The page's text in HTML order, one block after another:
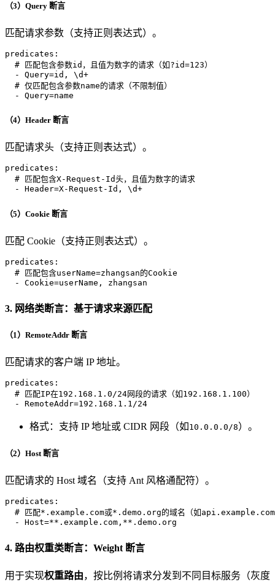
（3）Query 断言
匹配请求参数（支持正则表达式）。
predicates:
# 匹配包含参数id，且值为数字的请求（如?id=123）
-
Query=id,
\d+
# 仅匹配包含参数name的请求（不限制值）
-
Query=name
（4）Header 断言
匹配请求头（支持正则表达式）。
predicates:
# 匹配包含X-Request-Id头，且值为数字的请求
-
Header=X-Request-Id, \d+
（5）Cookie 断言
匹配 Cookie（支持正则表达式）。
predicates:
# 匹配包含userName=zhangsan的Cookie
-
Cookie=userName, zhangsan
3. 网络类断言：基于请求来源匹配
（1）RemoteAddr 断言
匹配请求的客户端 IP 地址。
predicates:
# 匹配IP在192.168.1.0/24网段的请求（如192.168.1.100）
-
RemoteAddr=192.168.1.1/24
格式：支持 IP 地址或 CIDR 网段（如 10.0.0.0/8）。
（2）Host 断言
匹配请求的 Host 域名（支持 Ant 风格通配符）。
predicates:
# 匹配*.example.com或*.demo.org的域名（如api.example.com
-
Host=**.example.com,**.demo.org
4. 路由权重类断言：Weight 断言
用于实现权重路由，按比例将请求分发到不同目标服务（灰度